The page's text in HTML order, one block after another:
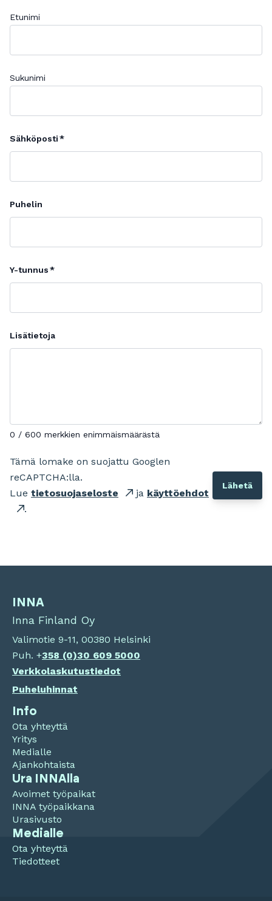
Etunimi
Sukunimi
Sähköposti
Puhelin
Y-tunnus
Lisätietoja
0 / 600 merkkien enimmäismäärästä
Tämä lomake on suojattu Googlen
reCAPTCHA:lla.
Lue tietosuojaseloste ja käyttöehdot
.
INNA
Inna Finland Oy
Valimotie 9-11, 00380 Helsinki
Puh. +358 (0)30 609 5000
Verkkolaskutustiedot
Puheluhinnat
Info
Ota yhteyttä
Yritys
Medialle
Ajankohtaista
Ura INNAlla
Avoimet työpaikat
INNA työpaikkana
Urasivusto
Medialle
Ota yhteyttä
Tiedotteet